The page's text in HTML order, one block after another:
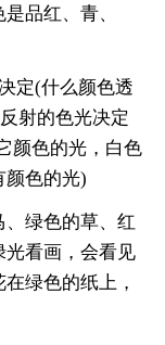
品红、青、
定(什么颜色透
射的色光决定
颜色的光，白色
颜色的光)
绿色的草、红
光看画，会看见
绿色的纸上，